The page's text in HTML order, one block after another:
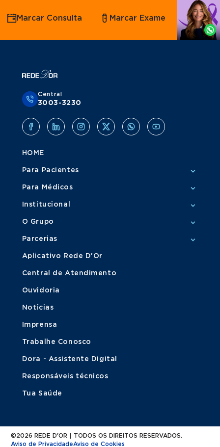
Agende
por
Whatsapp
Marcar Consulta Marcar Exame
Central
3003-3230
HOME
Para Pacientes
Para Médicos
Institucional
O Grupo
Parcerias
Aplicativo Rede D'Or
Central de Atendimento
Ouvidoria
Notícias
Imprensa
Trabalhe Conosco
Dora - Assistente Digital
Responsáveis técnicos
Tua Saúde
©2026 REDE D'OR | TODOS OS DIREITOS RESERVADOS.
Aviso de PrivacidadeAviso de Cookies